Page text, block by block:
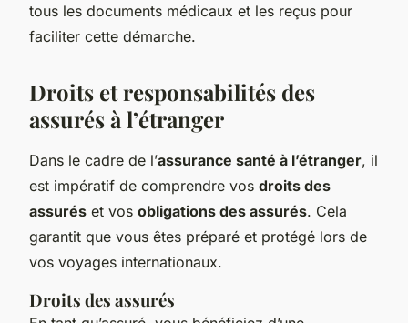
tous les documents médicaux et les reçus pour
faciliter cette démarche.
Droits et responsabilités des
assurés à l’étranger
Dans le cadre de l’assurance santé à l’étranger, il
est impératif de comprendre vos droits des
assurés et vos obligations des assurés. Cela
garantit que vous êtes préparé et protégé lors de
vos voyages internationaux.
Droits des assurés